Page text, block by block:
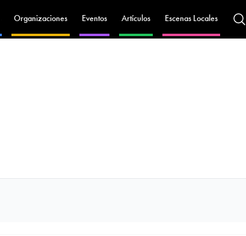
Organizaciones Eventos Artículos Escenas Locales